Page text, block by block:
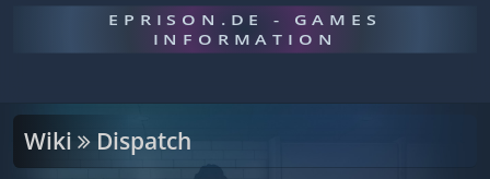
EPRISON.DE - GAMES
INFORMATION
Wiki Dispatch